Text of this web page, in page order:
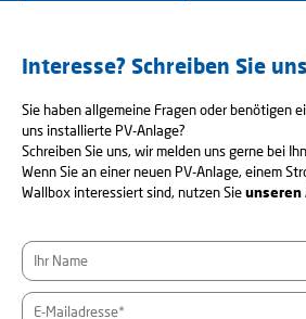
Interesse? Schreiben Sie
Sie haben allgemeine Fragen oder benötigen
uns installierte PV-Anlage?
Schreiben Sie uns, wir melden uns gerne bei
Wenn Sie an einer neuen PV-Anlage, einem
Wallbox interessiert sind, nutzen Sieunseren